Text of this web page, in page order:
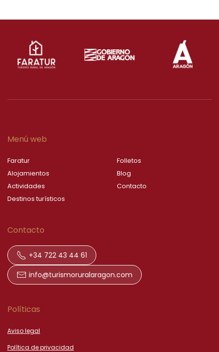
Menú web
Faratur
Alojamientos
Actividades
Destinos turísticos
Folletos
Blog
Contacto
Contacto
+34 722 43 44 61
info@turismoruralaragon.com
Políticas
Aviso legal
Política de privacidad